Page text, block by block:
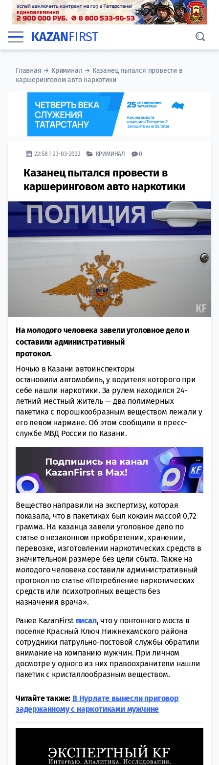
KAZANFIRST
Главная → Криминал → Казанец пытался провести в
каршеринговом авто наркотики
22:58 | 23-03-2022 КРИМИНАЛ 0
Казанец пытался провести в
каршеринговом авто наркотики
На молодого человека завели уголовное дело и
составили административный
протокол.
Ночью в Казани автоинспекторы
остановили автомобиль, у водителя которого при
себе нашли наркотики. За рулем находился 24-
летний местный житель — два полимерных
пакетика с порошкообразным веществом лежали у
его левом кармане. Об этом сообщили в пресс-
службе МВД России по Казани.
Вещество направили на экспертизу, которая
показала, что в пакетиках был кокаин массой 0,72
грамма. На казанца завели уголовное дело по
статье о незаконном приобретении, хранении,
перевозке, изготовлении наркотических средств в
значительном размере без цели сбыта. Также на
молодого человека составили административный
протокол по статье «Потребление наркотических
средств или психотропных веществ без
назначения врача».
Ранее KazanFirst писал, что у понтонного моста в
поселке Красный Ключ Нижнекамского района
сотрудники патрульно-постовой службы обратили
внимание на компанию мужчин. При личном
досмотре у одного из них правоохранители нашли
пакетик с кристаллообразным веществом.
Читайте также: В Нурлате вынесли приговор
задержанному с наркотиками мужчине